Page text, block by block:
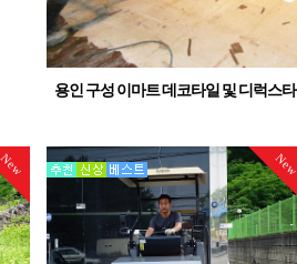
용인 구성 이마트 데코타일 및 디럭스타
New